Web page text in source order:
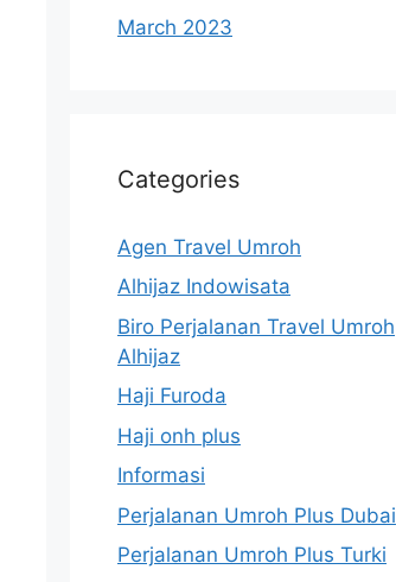
March 2023
Categories
Agen Travel Umroh
Alhijaz Indowisata
Biro Perjalanan Travel Umroh
Alhijaz
Haji Furoda
Haji onh plus
Informasi
Perjalanan Umroh Plus Dubai
Perjalanan Umroh Plus Turki